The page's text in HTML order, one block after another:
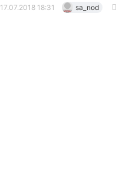
17.07.2018 18:31 sa_nod